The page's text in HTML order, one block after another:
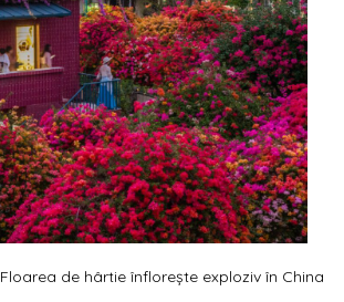
Floarea de hârtie înflorește exploziv în China